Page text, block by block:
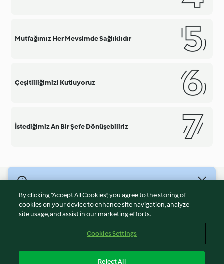
Mutfağımız Her Mevsimde Sağlıklıdır
Çeşitliliğimizi Kutluyoruz
İstediğimiz An Bir Şefe Dönüşebiliriz
Hizmet Koşulları
Gizlilik Politikası
Firma Bilgileri
By clicking “Accept All Cookies”, you agree to the storing of
cookies on your device to enhance site navigation, analyze
site usage, and assist in our marketing efforts.
Cookies Settings
Reject All